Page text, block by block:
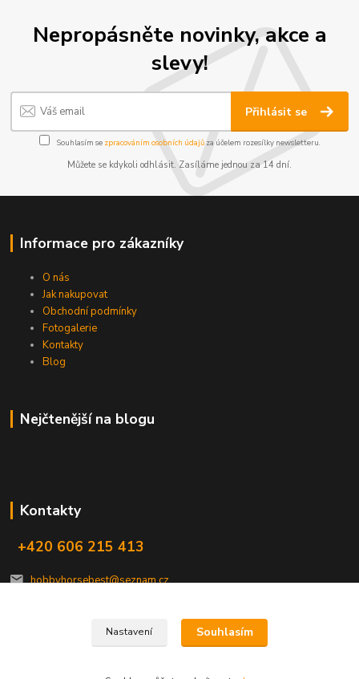
Nepropásněte novinky, akce a
slevy!
Přihlásit se
Souhlasím se zpracováním osobních údajůza účelem rozesílky newsletteru.
Můžete se kdykoli odhlásit. Zasíláme jednou za 14 dní.
Informace pro zákazníky
O nás
Jak nakupovat
Obchodní podmínky
Fotogalerie
Kontakty
Blog
Nejčtenější na blogu
Kontakty
+420 606 215 413
hobbyhorsebest@seznam.cz
Nastavení Souhlasím